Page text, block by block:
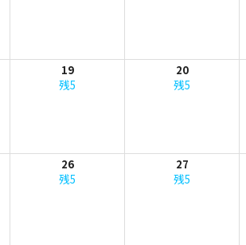
19 20
残5 残5
26 27
残5 残5